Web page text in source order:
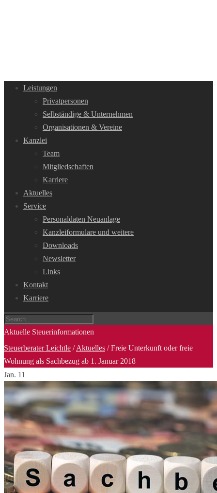
Leistungen
Privatpersonen
Selbständige & Unternehmen
Organisationen & Vereine
Kanzlei
Team
Mitgliedschaften
Karriere
Aktuelles
Service
Personaldaten Neuanlage
Kanzleiformulare und weitere
Downloads
Newsletter
Links
Kontakt
Karriere
Aktuelle Steuerinformationen
Steuerberater Leichtle /Aktuelles /Freie Unterkunft oder freie
Wohnung als Sachbezug ab 1. Januar 2018
Jan. 11